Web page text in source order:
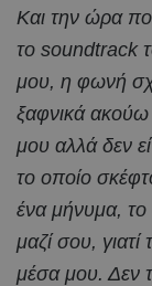
Και την ώρα
το soundtrack
μου, η φωνή
ξαφνικά ακούω
μου αλλά δεν
το οποίο
ένα μήνυμα,
μαζί σου,
μέσα μου. Δεν